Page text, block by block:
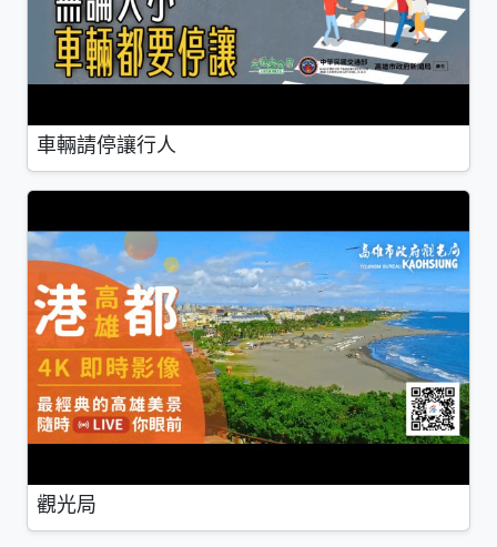
車輛請停讓行人
觀光局